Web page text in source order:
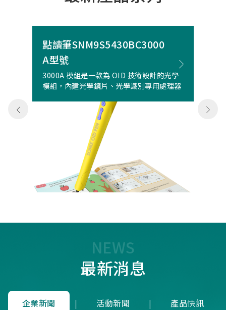
點讀筆SNM9S5430BC3000
A型號
3000A 模組是一款為 OID 技術設計的光學
模組，內建光學鏡片、光學識別專用處理器
NEWS
最新消息
企業新聞 | 活動新聞 | 產品快訊